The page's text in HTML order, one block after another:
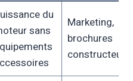
du
sans
Marketing,
brochures
constructeur